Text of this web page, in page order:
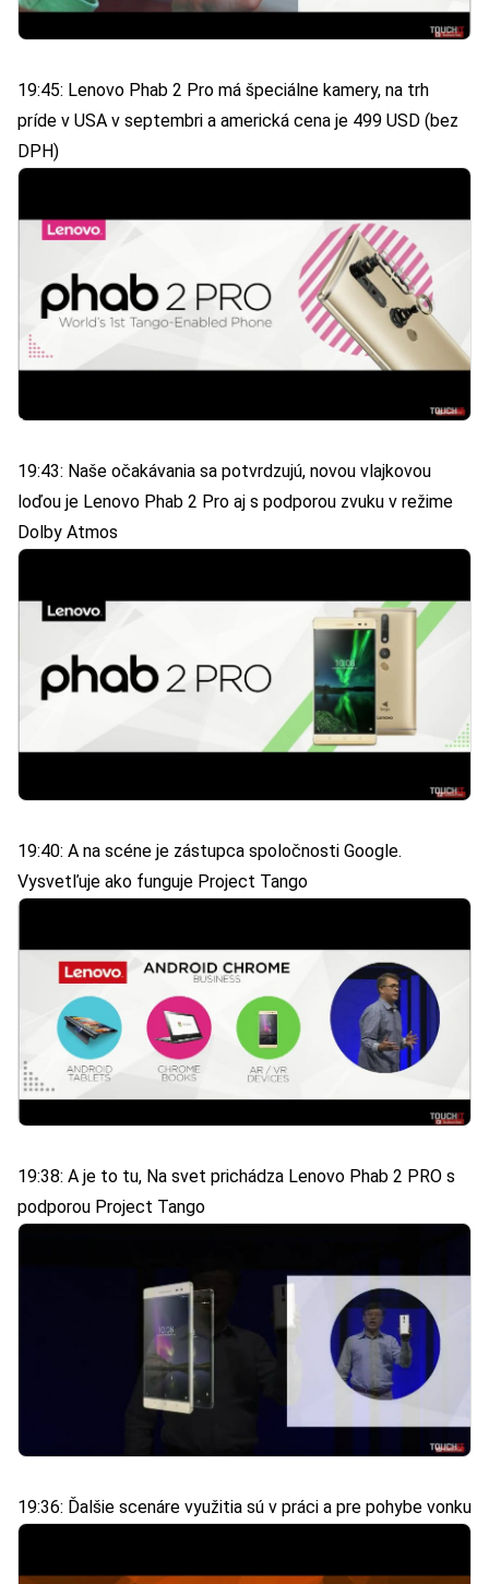
19:45: Lenovo Phab 2 Pro má špeciálne kamery, na trh
príde v USA v septembri a americká cena je 499 USD (bez
DPH)
19:43: Naše očakávania sa potvrdzujú, novou vlajkovou
loďou je Lenovo Phab 2 Pro aj s podporou zvuku v režime
Dolby Atmos
19:40: A na scéne je zástupca spoločnosti Google.
Vysvetľuje ako funguje Project Tango
19:38: A je to tu, Na svet prichádza Lenovo Phab 2 PRO s
podporou Project Tango
19:36: Ďalšie scenáre využitia sú v práci a pre pohybe vonku